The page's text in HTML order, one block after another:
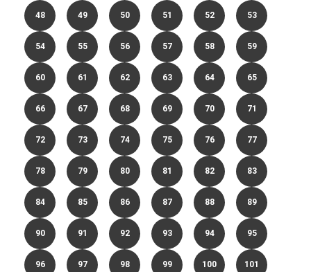
48 49 50 51 52 53
54 55 56 57 58 59
60 61 62 63 64 65
66 67 68 69 70 71
72 73 74 75 76 77
78 79 80 81 82 83
84 85 86 87 88 89
90 91 92 93 94 95
96 97 98 99 100 101